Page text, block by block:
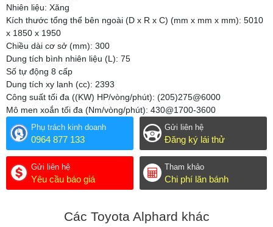
Nhiên liệu: Xăng
Kích thước tổng thể bên ngoài (D x R x C) (mm x mm x mm): 5010
x 1850 x 1950
Chiều dài cơ sở (mm): 300
Dung tích bình nhiên liệu (L): 75
Số tự động 8 cấp
Dung tích xy lanh (cc): 2393
Công suất tối đa ((KW) HP/vòng/phút): (205)275@6000
Mô men xoắn tối đa (Nm/vòng/phút): 430@1700-3600
Phụ trách kinh doanh
0964 877 133
Gửi liên hệ
Yêu cầu báo giá
Gửi liên hệ
Đăng ký lái thử
Tham khảo
Chi phí lăn bánh
Các Toyota Alphard khác